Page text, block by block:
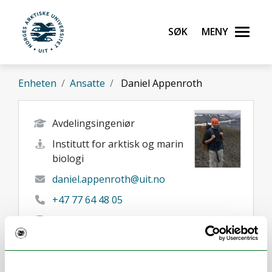
Gå til hovedinnhold
UiT Norges arktiske universitet
Søk Meny
Enheten Ansatte Daniel Appenroth
Avdelingsingeniør
Institutt for arktisk og marin
biologi
daniel.appenroth@uit.no
+47 77 64 48 05